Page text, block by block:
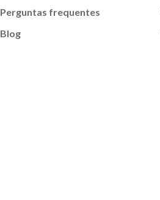
Perguntas frequentes
Blog